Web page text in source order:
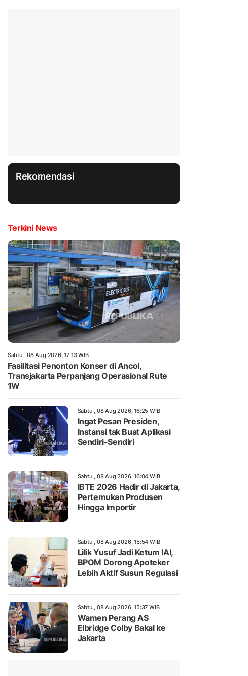
Rekomendasi
Terkini News
Sabtu , 08 Aug 2026, 17:13 WIB
Fasilitasi Penonton Konser di Ancol,
Transjakarta Perpanjang Operasional Rute
1W
Sabtu , 08 Aug 2026, 16:25 WIB
Ingat Pesan Presiden,
Instansi tak Buat Aplikasi
Sendiri-Sendiri
Sabtu , 08 Aug 2026, 16:04 WIB
IBTE 2026 Hadir di Jakarta,
Pertemukan Produsen
Hingga Importir
Sabtu , 08 Aug 2026, 15:54 WIB
Lilik Yusuf Jadi Ketum IAI,
BPOM Dorong Apoteker
Lebih Aktif Susun Regulasi
Sabtu , 08 Aug 2026, 15:37 WIB
Wamen Perang AS
Elbridge Colby Bakal ke
Jakarta